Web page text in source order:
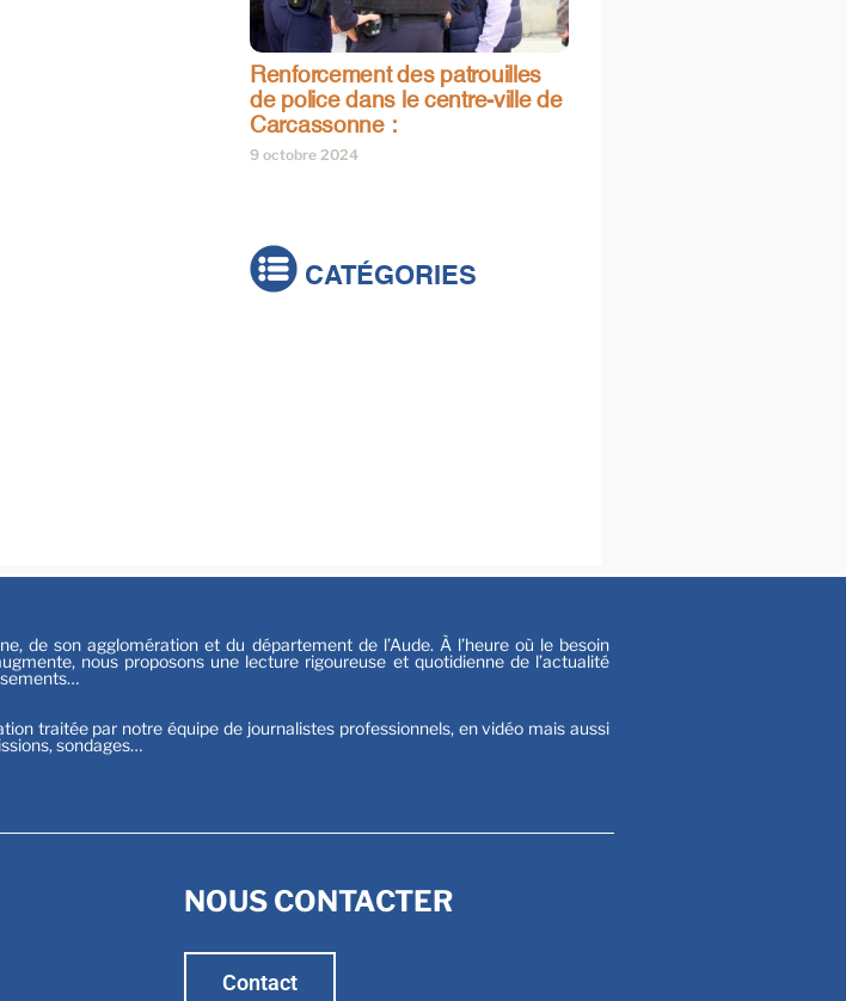
Renforcement des patrouilles
de police dans le centre-ville de
Carcassonne :
9 octobre 2024
CATÉGORIES
de son agglomération et du département de l’Aude. À l’heure où le besoin
nous proposons une lecture rigoureuse et quotidienne de l’actualité
traitée par notre équipe de journalistes professionnels, en vidéo mais aussi
sondages…
NOUS CONTACTER
Contact